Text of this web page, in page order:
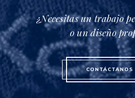
¿Necesitas un trabajo
o un diseño
CONTÁCTANOS